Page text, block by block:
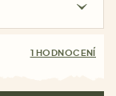
1 HODNOCENÍ